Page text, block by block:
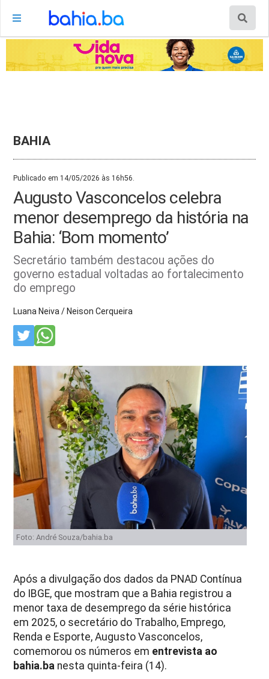
BAHIA
Publicado em 14/05/2026 às 16h56.
Augusto Vasconcelos celebra
menor desemprego da história na
Bahia: ‘Bom momento’
Secretário também destacou ações do
governo estadual voltadas ao fortalecimento
do emprego
Luana Neiva / Neison Cerqueira
Foto: André Souza/bahia.ba
Após a divulgação dos dados da PNAD Contínua
do IBGE, que mostram que a Bahia registrou a
menor taxa de desemprego da série histórica
em 2025, o secretário do Trabalho, Emprego,
Renda e Esporte, Augusto Vasconcelos,
comemorou os números em entrevista ao
bahia.ba nesta quinta-feira (14).